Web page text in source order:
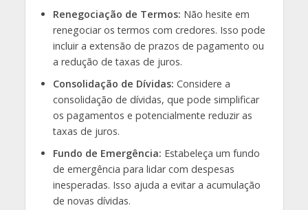
Renegociação de Termos: Não hesite em
renegociar os termos com credores. Isso pode
incluir a extensão de prazos de pagamento ou
a redução de taxas de juros.
Consolidação de Dívidas: Considere a
consolidação de dívidas, que pode simplificar
os pagamentos e potencialmente reduzir as
taxas de juros.
Fundo de Emergência: Estabeleça um fundo
de emergência para lidar com despesas
inesperadas. Isso ajuda a evitar a acumulação
de novas dívidas.